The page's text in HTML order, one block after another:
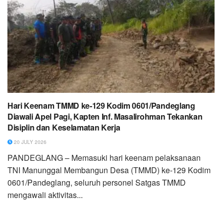
Hari Keenam TMMD ke-129 Kodim 0601/Pandeglang
Diawali Apel Pagi, Kapten Inf. Masalirohman Tekankan
Disiplin dan Keselamatan Kerja
20 JULY 2026
PANDEGLANG – Memasuki hari keenam pelaksanaan
TNI Manunggal Membangun Desa (TMMD) ke-129 Kodim
0601/Pandeglang, seluruh personel Satgas TMMD
mengawali aktivitas...